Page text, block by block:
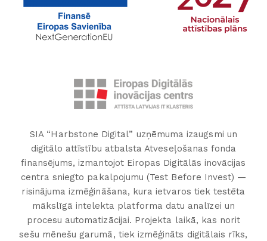
SIA “Harbstone Digital” uzņēmuma izaugsmi un
digitālo attīstību atbalsta Atveseļošanas fonda
finansējums, izmantojot Eiropas Digitālās inovācijas
centra sniegto pakalpojumu (Test Before Invest) —
risinājuma izmēģināšana, kura ietvaros tiek testēta
mākslīgā intelekta platforma datu analīzei un
procesu automatizācijai. Projekta laikā, kas norit
sešu mēnešu garumā, tiek izmēģināts digitālais rīks,